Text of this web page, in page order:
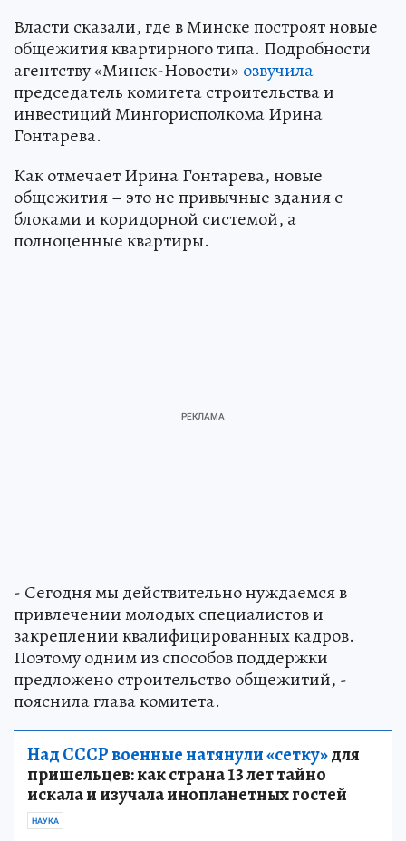
Власти сказали, где в Минске построят новые
общежития квартирного типа. Подробности
агентству «Минск-Новости» озвучила
председатель комитета строительства и
инвестиций Мингорисполкома Ирина
Гонтарева.
Как отмечает Ирина Гонтарева, новые
общежития – это не привычные здания с
блоками и коридорной системой, а
полноценные квартиры.
- Сегодня мы действительно нуждаемся в
привлечении молодых специалистов и
закреплении квалифицированных кадров.
Поэтому одним из способов поддержки
предложено строительство общежитий, -
пояснила глава комитета.
Над СССР военные натянули «сетку»для
пришельцев: как страна 13 лет тайно
искала и изучала инопланетных гостей
НАУКА